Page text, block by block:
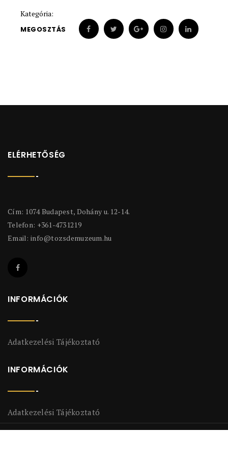
Kategória:
MEGOSZTÁS
ELÉRHETŐSÉG
Cím: 1074 Budapest, Dohány u. 12-14.
Telefon: +361-4731219
Email: info@tozsdemuzeum.hu
INFORMÁCIÓK
Adatkezelési Tájékoztató
INFORMÁCIÓK
Adatkezelési Tájékoztató